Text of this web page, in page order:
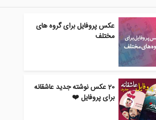
عکس پروفایل برای گروه های
مختلف
20 عکس نوشته جدید عاشقانه
برای پروفایل ❤️